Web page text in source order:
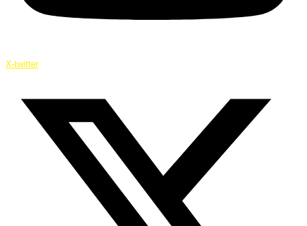
X-twitter